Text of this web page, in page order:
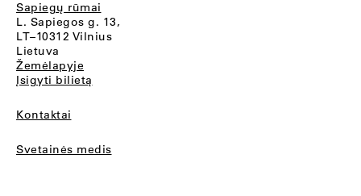
Sapiegų rūmai
L. Sapiegos g. 13,
LT–10312 Vilnius
Lietuva
Žemėlapyje
Įsigyti bilietą
Kontaktai
Svetainės medis